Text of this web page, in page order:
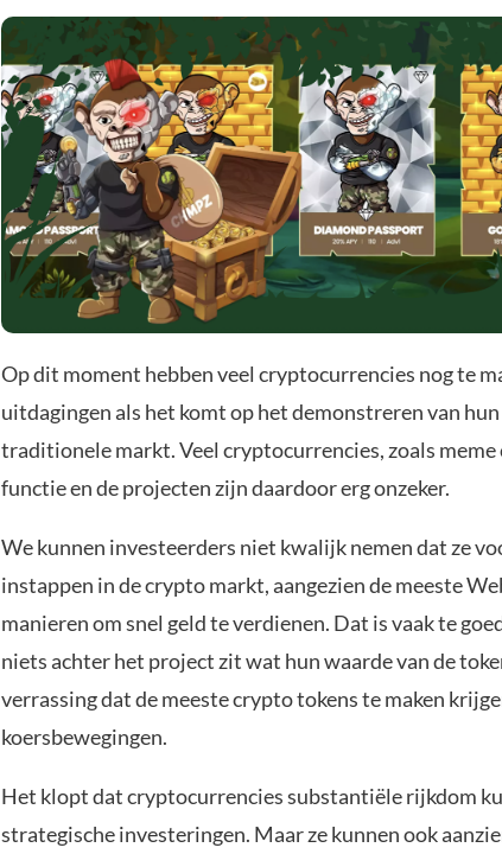
Op dit moment hebben veel cryptocurrencies nog te
uitdagingen als het komt op het demonstreren van
traditionele markt. Veel cryptocurrencies, zoals meme
functie en de projecten zijn daardoor erg onzeker.
We kunnen investeerders niet kwalijk nemen dat ze
instappen in de crypto markt, aangezien de meeste
manieren om snel geld te verdienen. Dat is vaak te
niets achter het project zit wat hun waarde van de
verrassing dat de meeste crypto tokens te maken
koersbewegingen.
Het klopt dat cryptocurrencies substantiële rijkdom
strategische investeringen. Maar ze kunnen ook